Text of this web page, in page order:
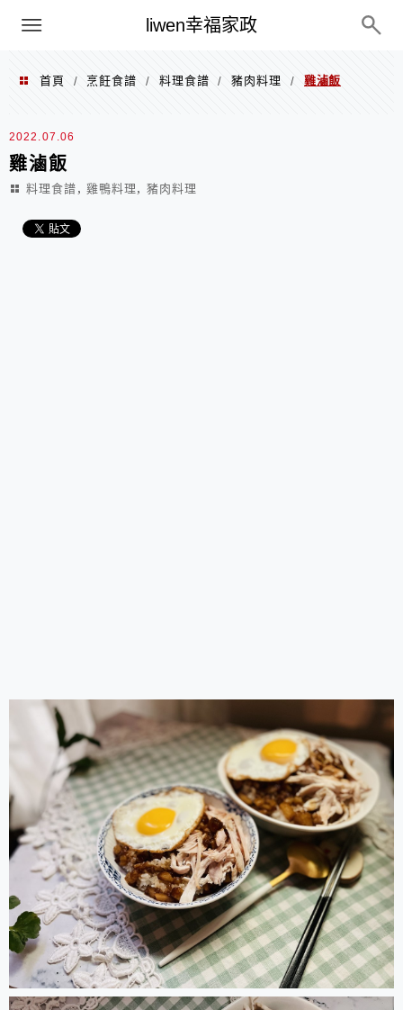
liwen幸福家政
menu
首頁 / 烹飪食譜 / 料理食譜 / 豬肉料理 / 雞滷飯
2022.07.06
雞滷飯
料理食譜 , 雞鴨料理 , 豬肉料理